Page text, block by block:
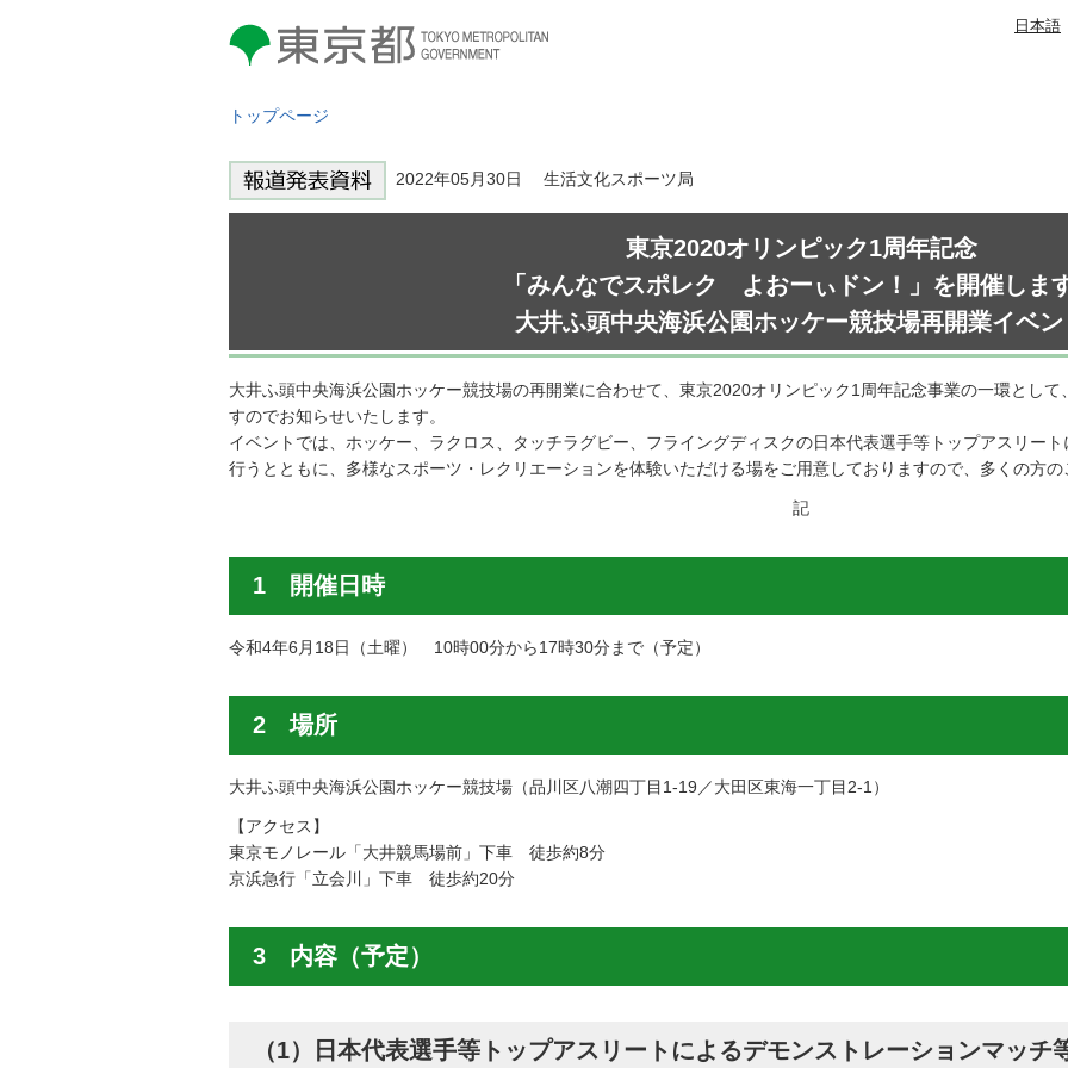
東京都 TOKYO METROPOLITAN
GOVERNMENT
日本語
トップページ
2022年05月30日 生活文化スポーツ局
東京2020オリンピック1周年記念
「みんなでスポレク よおーぃドン！」を開催しま
大井ふ頭中央海浜公園ホッケー競技場再開業イベン
大井ふ頭中央海浜公園ホッケー競技場の再開業に合わせて、東京2020オリンピック1周年記念事業の一環とし
すのでお知らせいたします。
イベントでは、ホッケー、ラクロス、タッチラグビー、フライングディスクの日本代表選手等トップアスリー
行うとともに、多様なスポーツ・レクリエーションを体験いただける場をご用意しておりますので、多くの方
記
1 開催日時
令和4年6月18日（土曜） 10時00分から17時30分まで（予定）
2 場所
大井ふ頭中央海浜公園ホッケー競技場（品川区八潮四丁目1-19／大田区東海一丁目2-1）
【アクセス】
東京モノレール「大井競馬場前」下車 徒歩約8分
京浜急行「立会川」下車 徒歩約20分
3 内容（予定）
（1）日本代表選手等トップアスリートによるデモンストレーションマッチ